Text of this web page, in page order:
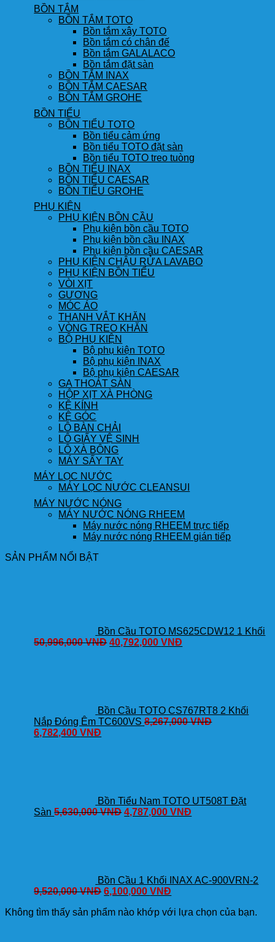
BỒN TẮM
BỒN TẮM TOTO
Bồn tắm xây TOTO
Bồn tắm có chân đế
Bồn tắm GALALACO
Bồn tắm đặt sàn
BỒN TẮM INAX
BỒN TẮM CAESAR
BỒN TẮM GROHE
BỒN TIỂU
BỒN TIỂU TOTO
Bồn tiểu cảm ứng
Bồn tiểu TOTO đặt sàn
Bồn tiểu TOTO treo tuòng
BỒN TIỂU INAX
BỒN TIỂU CAESAR
BỒN TIỂU GROHE
PHỤ KIỆN
PHỤ KIỆN BỒN CẦU
Phụ kiện bồn cầu TOTO
Phụ kiện bồn cầu INAX
Phụ kiện bồn cầu CAESAR
PHỤ KIỆN CHẬU RỬA LAVABO
PHỤ KIỆN BỒN TIỂU
VÒI XỊT
GƯƠNG
MÓC ÁO
THANH VẮT KHĂN
VÒNG TREO KHĂN
BỘ PHỤ KIỆN
Bộ phụ kiện TOTO
Bộ phụ kiện INAX
Bộ phụ kiện CAESAR
GA THOÁT SÀN
HỘP XỊT XÀ PHÒNG
KỆ KÍNH
KỆ GÓC
LÔ BÀN CHẢI
LÔ GIẤY VỆ SINH
LÔ XÀ BÔNG
MÁY SẤY TAY
MÁY LỌC NƯỚC
MÁY LỌC NƯỚC CLEANSUI
MÁY NƯỚC NÓNG
MÁY NƯỚC NÓNG RHEEM
Máy nước nóng RHEEM trực tiếp
Máy nước nóng RHEEM gián tiếp
SẢN PHẨM NỔI BẬT
Bồn Cầu TOTO MS625CDW12 1 Khối
50,996,000VNĐ 40,792,000VNĐ
Bồn Cầu TOTO CS767RT8 2 Khối
Nắp Đóng Êm TC600VS 8,267,000VNĐ
6,782,400VNĐ
Bồn Tiểu Nam TOTO UT508T Đặt
Sàn 5,630,000VNĐ 4,787,000VNĐ
Bồn Cầu 1 Khối INAX AC-900VRN-2
9,520,000VNĐ 6,100,000VNĐ
Không tìm thấy sản phẩm nào khớp với lựa chọn của bạn.